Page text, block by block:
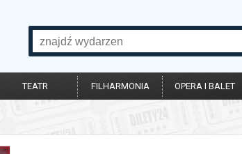
TEATR FILHARMONIA OPERA I BALET